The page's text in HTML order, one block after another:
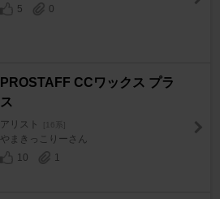
5
0
PROSTAFF CCワックス プラ
ス
アリスト [16系]
やまきっこりーさん
10
1